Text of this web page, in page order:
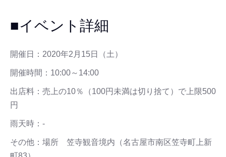
■イベント詳細
開催日：2020年2月15日（土）
開催時間：10:00～14:00
出店料：売上の10％（100円未満は切り捨て）で上限500
円
雨天時：-
その他：場所 笠寺観音境内（名古屋市南区笠寺町上新